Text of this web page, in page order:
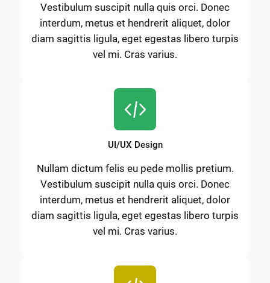
Vestibulum suscipit nulla quis orci. Donec
interdum, metus et hendrerit aliquet, dolor
diam sagittis ligula, eget egestas libero turpis
vel mi. Cras varius.
UI/UX Design
Nullam dictum felis eu pede mollis pretium.
Vestibulum suscipit nulla quis orci. Donec
interdum, metus et hendrerit aliquet, dolor
diam sagittis ligula, eget egestas libero turpis
vel mi. Cras varius.